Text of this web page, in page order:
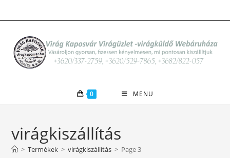
to
0 MENU
virágkiszállítás
> Termékek > virágkiszállítás > Page 3